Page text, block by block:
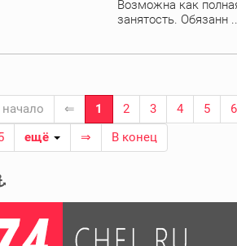
Возможна как
занятость. Обязанн
начало ⇐ 1 2 3 4 5 6
ещё ⇒ В конец